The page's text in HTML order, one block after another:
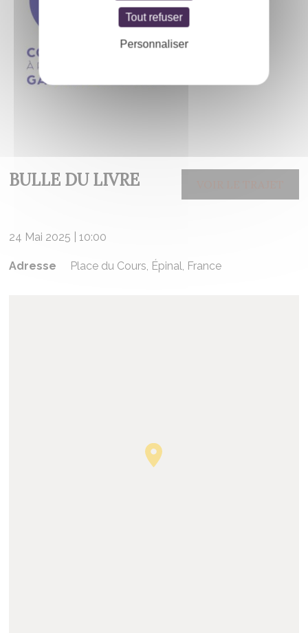
BULLE DU LIVRE
24 Mai 2025 | 10:00
Adresse Place du Cours, Épinal, France
Tout refuser
Personnaliser